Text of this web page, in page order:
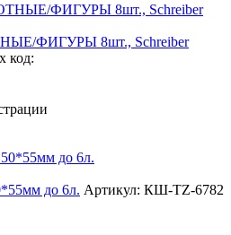
ФИГУРЫ 8шт., Schreiber
код:
до 6л. Артикул: КШ-TZ-6782